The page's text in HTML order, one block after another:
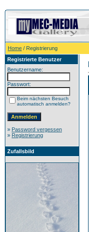
Home / Registrierung
Registrierte Benutzer
Benutzername:
Passwort:
Beim nächsten Besuch
automatisch anmelden?
» Password vergessen
» Registrierung
Zufallsbild